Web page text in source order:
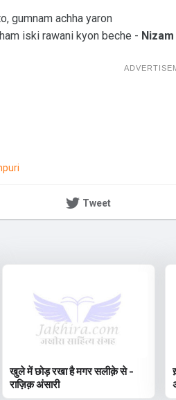
gumnam achha yaron
iski rawani kyon beche -
Tweet
खुले में छोड़ रखा है मगर सलीक़े से -
राज़िक़ अंसारी